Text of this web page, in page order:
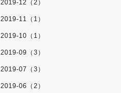
2019-12（2）
2019-11（1）
2019-10（1）
2019-09（3）
2019-07（3）
2019-06（2）